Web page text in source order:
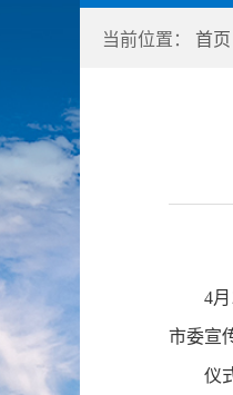
当前位置： 首页
4月23
市委宣
仪式